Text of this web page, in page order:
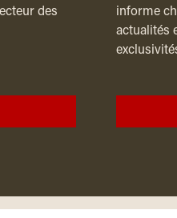
des
informe
actualités